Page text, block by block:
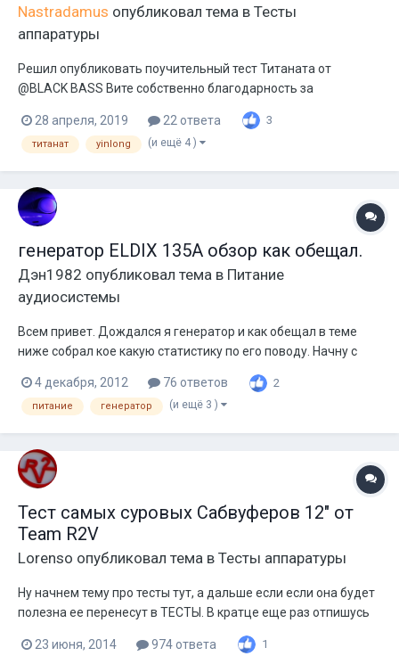
Nastradamus опубликовал тема в Тесты
аппаратуры
Решил опубликовать поучительный тест Титаната от
@BLACK BASS Вите собственно благодарность за
проделанную кропотливую работу Данный тест хорошо
демонстрирует зависимость токоотдачи от внутреннего
сопротивления аккумулятора. Плюс, показывает реальный
28 апреля, 2019 22 ответа 3
титанат yinlong (и ещё 4 )
генератор ELDIX 135A обзор как обещал.
Дэн1982 опубликовал тема в Питание
аудиосистемы
Всем привет. Дождался я генератор и как обещал в теме
ниже собрал кое какую статистику по его поводу. Начну с
порядка 100 ампер. ( в пиках может и больше). Возникла
необходимость организовать такое питание, при котором
4 декабря, 2012 76 ответов 2
питание генератор (и ещё 3 )
Тест самых суровых Сабвуферов 12" от
Team R2V
Lorenso опубликовал тема в Тесты аппаратуры
Ну начнем тему про тесты тут, а дальше если если она будет
полезна ее перенесут в ТЕСТЫ. В кратце еще раз отпишусь
Марбелла Р2В ГРАУНЗЭРО)))))) Проводка люминь с медью
23 июня, 2014 974 ответа 1